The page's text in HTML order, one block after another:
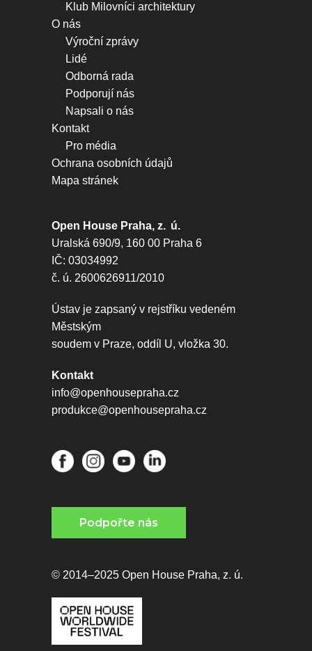
Klub Milovníci architektury
O nás
Výroční zprávy
Lidé
Odborná rada
Podporují nás
Napsali o nás
Kontakt
Pro média
Ochrana osobních údajů
Mapa stránek
Open House Praha, z. ú.
Uralská 690/9, 160 00 Praha 6
IČ: 03034992
č. ú. 2600626911/2010
Ústav je zapsaný v rejstříku vedeném
Městským
soudem v Praze, oddíl U, vložka 30.
Kontakt
info@openhousepraha.cz
produkce@openhousepraha.cz
Podpořte nás
© 2014–2025 Open House Praha, z. ú.